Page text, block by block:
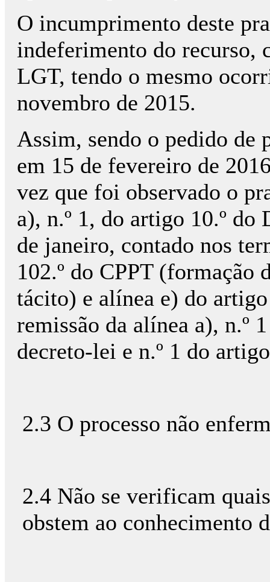
O incumprimento deste
indeferimento do recurso,
LGT, tendo o mesmo
novembro de 2015.
Assim, sendo o pedido de
em 15 de fevereiro de
vez que foi observado o
a), n.º 1, do artigo 10.º do
de janeiro, contado nos
102.º do CPPT (formação
tácito) e alínea e) do
remissão da alínea a), n.º
decreto-lei e n.º 1 do
2.3 O processo não
2.4 Não se verificam
obstem ao conhecimento